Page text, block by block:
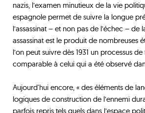
nazis, l’examen minutieux de la vie
espagnole permet de suivre la longue
l’assassinat – et non pas de l’échec – de
assassinat est le produit de nombreuses
l’on peut suivre dès 1931 un processus
comparable à celui qui a été observé
Aujourd'hui encore, « des éléments de
logiques de construction de l’ennemi
parfois repris tels quels dans l’espace